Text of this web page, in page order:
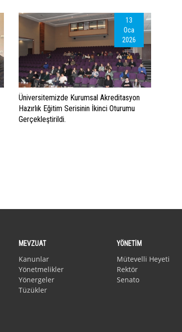
13
Oca
2026
Üniversitemizde Kurumsal Akreditasyon
Hazırlık Eğitim Serisinin İkinci Oturumu
Gerçekleştirildi.
MEVZUAT
Kanunlar
Yönetmelikler
Yönergeler
Tüzükler
YÖNETİM
Mütevelli Heyeti
Rektör
Senato